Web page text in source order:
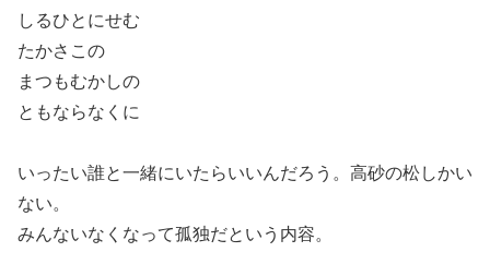
しるひとにせむ
たかさこの
まつもむかしの
ともならなくに
いったい誰と一緒にいたらいいんだろう。高砂の松しかい
ない。
みんないなくなって孤独だという内容。